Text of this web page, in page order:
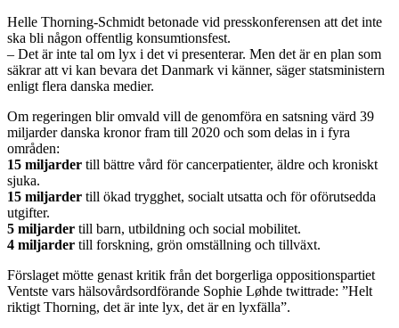
Helle Thorning-Schmidt betonade vid presskonferensen att det inte
ska bli någon offentlig konsumtionsfest.
– Det är inte tal om lyx i det vi presenterar. Men det är en plan som
säkrar att vi kan bevara det Danmark vi känner, säger statsministern
enligt flera danska medier.
Om regeringen blir omvald vill de genomföra en satsning värd 39
miljarder danska kronor fram till 2020 och som delas in i fyra
områden:
15 miljarder till bättre vård för cancerpatienter, äldre och kroniskt
sjuka.
15 miljarder till ökad trygghet, socialt utsatta och för oförutsedda
utgifter.
5 miljarder till barn, utbildning och social mobilitet.
4 miljarder till forskning, grön omställning och tillväxt.
Förslaget mötte genast kritik från det borgerliga oppositionspartiet
Ventste vars hälsovårdsordförande Sophie Løhde twittrade: ”Helt
riktigt Thorning, det är inte lyx, det är en lyxfälla”.